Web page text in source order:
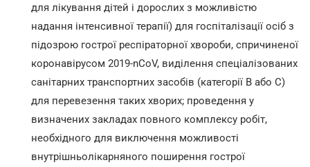
для лікування дітей і дорослих з можливістю
надання інтенсивної терапії) для госпіталізації осіб з
підозрою гострої респіраторної хвороби, спричиненої
коронавірусом 2019-nCoV, виділення спеціалізованих
санітарних транспортних засобів (категорії В або С)
для перевезення таких хворих; проведення у
визначених закладах повного комплексу робіт,
необхідного для виключення можливості
внутрішньолікарняного поширення гострої